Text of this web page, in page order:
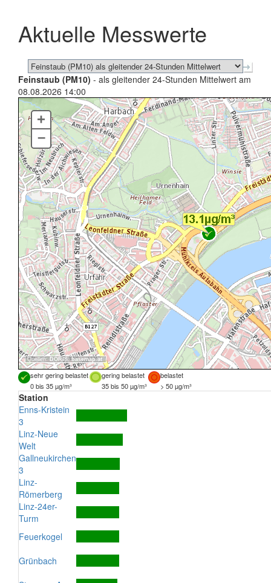
schließen
Aktuelle Messwerte
Feinstaub (PM10) - als gleitender 24-Stunden Mittelwert am
08.08.2026 14:00
Quellen: DORIS,basemap.at
+
–
sehr gering belastet gering belastet
belastet
0 bis 35 µg/m³
35 bis 50 µg/m³ > 50 µg/m³
Station
Enns-Kristein
3
Linz-Neue
Welt
Gallneukirchen
3
Linz-
Römerberg
Linz-24er-
Turm
Feuerkogel
Grünbach